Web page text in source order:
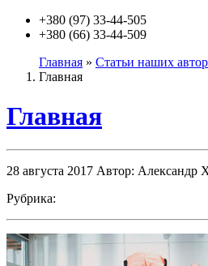
+380 (97) 33-44-505
+380 (66) 33-44-509
Главная » Статьи наших
Главная
Главная
28 августа 2017 Автор: Александр
Рубрика: